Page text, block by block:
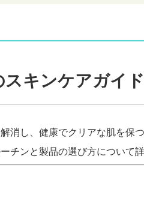
キンケアガイド
消し、健康でクリアな肌を保
ンと製品の選び方について詳